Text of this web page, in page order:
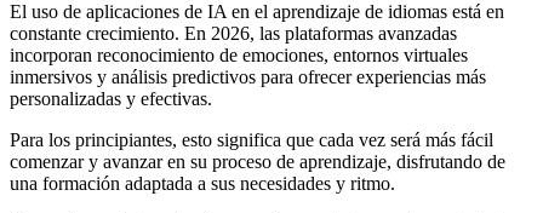
El uso de aplicaciones de IA en el aprendizaje de idiomas está en
constante crecimiento. En 2026, las plataformas avanzadas
incorporan reconocimiento de emociones, entornos virtuales
inmersivos y análisis predictivos para ofrecer experiencias más
personalizadas y efectivas.
Para los principiantes, esto significa que cada vez será más fácil
comenzar y avanzar en su proceso de aprendizaje, disfrutando de
una formación adaptada a sus necesidades y ritmo.